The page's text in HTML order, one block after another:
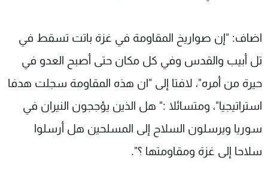
اضاف: "إن صواريخ المقاومة في غزة باتت تسقط في
تل أبيب والقدس وفي كل مكان حتى أصبح العدو في
حيرة من أمره"، لافتا إلى "ان هذه المقاومة سجلت هدفا
استراتيجيا"، ومتسائلا :" هل الذين يؤججون النيران في
سوريا ويرسلون السلاح إلى المسلحين هل أرسلوا
سلاحا إلى غزة ومقاومتها ؟".